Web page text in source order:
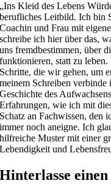
„Ins Kleid des Lebens
berufliches Leitbild. Ich bin
Coachin und Frau mit
schreibe ich hier über das,
uns fremdbestimmen, über
funktionieren, statt zu
Schritte, die wir gehen, um
meinem Schreiben verbinde
Geschichte des
Erfahrungen, wie ich mit
Schatz an Fachwissen, den
immer noch aneigne. Ich
hilfreiche Muster mit einer
Lebendigkeit und
Hinterlasse